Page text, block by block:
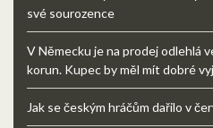
své sourozence
V Německu je na prodej odlehlá
korun. Kupec by měl mít dobré
Jak se českým hráčům dařilo v